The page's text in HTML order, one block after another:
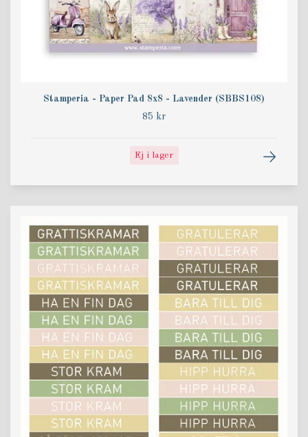
Stamperia - Paper Pad 8x8 - Lavender (SBBS108)
85 kr
Ej i lager